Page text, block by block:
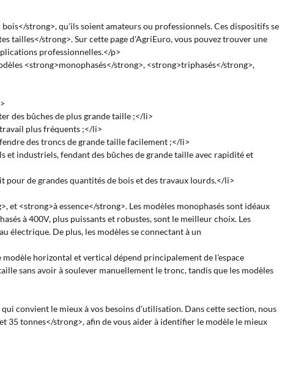
strong>, qu'ils soient amateurs ou professionnels. Ces dispositifs se
tailles</strong>. Sur cette page d'AgriEuro, vous pouvez trouver une
professionnelles.</p>
<strong>monophasés</strong>, <strong>triphasés</strong>,
des bûches de plus grande taille ;</li>
plus fréquents ;</li>
des troncs de grande taille facilement ;</li>
et industriels, fendant des bûches de grande taille avec rapidité et
de grandes quantités de bois et des travaux lourds.</li>
<strong>à essence</strong>. Les modèles monophasés sont idéaux
à 400V, plus puissants et robustes, sont le meilleur choix. Les
électrique. De plus, les modèles se connectant à un
horizontal et vertical dépend principalement de l'espace
sans avoir à soulever manuellement le tronc, tandis que les modèles
convient le mieux à vos besoins d'utilisation. Dans cette section, nous
35 tonnes</strong>, afin de vous aider à identifier le modèle le mieux